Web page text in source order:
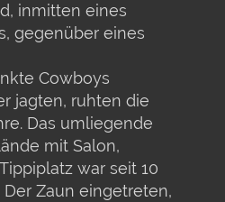
inmitten eines
gegenüber eines
Cowboys
jagten, ruhten die
Das umliegende
mit Salon,
war seit 10
Zaun eingetreten,